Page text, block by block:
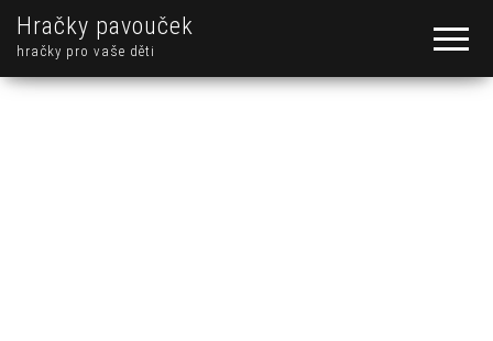
Hračky pavouček
hračky pro vaše děti